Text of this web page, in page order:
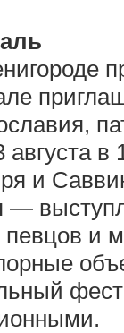
августа
и
—
певцов и